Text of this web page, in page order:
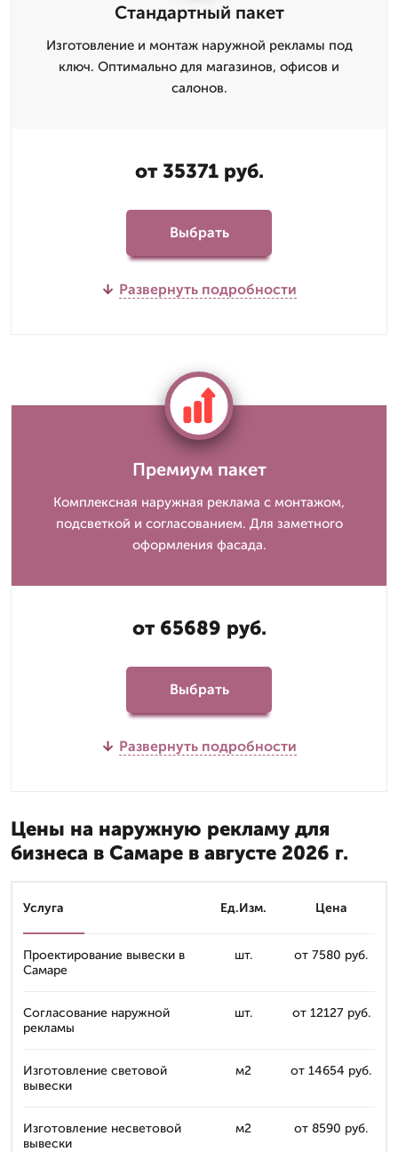
Стандартный пакет
Изготовление и монтаж наружной рекламы под
ключ. Оптимально для магазинов, офисов и
салонов.
от 35371 руб.
Выбрать
Развернуть подробности
Премиум пакет
Комплексная наружная реклама с монтажом,
подсветкой и согласованием. Для заметного
оформления фасада.
от 65689 руб.
Выбрать
Развернуть подробности
Цены на наружную рекламу для
бизнеса в Самаре в августе 2026 г.
Услуга Ед.Изм. Цена
Проектирование вывески в
Самаре
шт. от 7580 руб.
Согласование наружной
рекламы
шт. от 12127 руб.
Изготовление световой
вывески
м2 от 14654 руб.
Изготовление несветовой
вывески
м2 от 8590 руб.